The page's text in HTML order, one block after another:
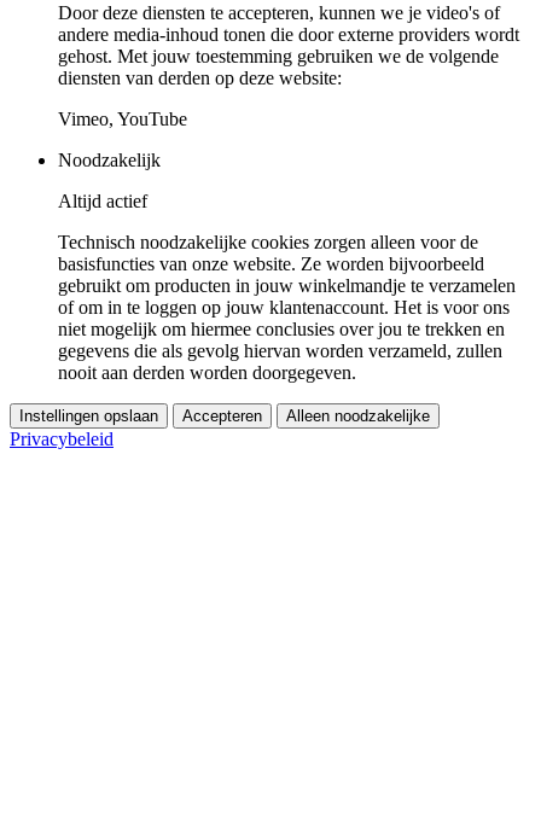
Door deze diensten te accepteren, kunnen we je video's of
andere media-inhoud tonen die door externe providers wordt
gehost. Met jouw toestemming gebruiken we de volgende
diensten van derden op deze website:
Vimeo, YouTube
Noodzakelijk
Altijd actief
Technisch noodzakelijke cookies zorgen alleen voor de
basisfuncties van onze website. Ze worden bijvoorbeeld
gebruikt om producten in jouw winkelmandje te verzamelen
of om in te loggen op jouw klantenaccount. Het is voor ons
niet mogelijk om hiermee conclusies over jou te trekken en
gegevens die als gevolg hiervan worden verzameld, zullen
nooit aan derden worden doorgegeven.
Instellingen opslaan Accepteren Alleen noodzakelijke
Privacybeleid